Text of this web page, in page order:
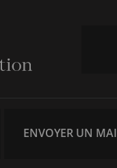
ENVOYER UN